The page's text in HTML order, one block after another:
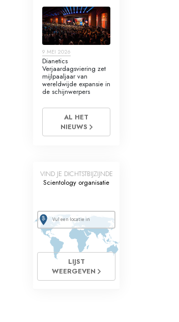
9 MEI 2026
Dianetics
Verjaardagsviering zet
mijlpaaljaar van
wereldwijde expansie in
de schijnwerpers
AL HET
NIEUWS
VIND JE DICHTSTBIJZIJNDE
Scientology organisatie
LIJST
WEERGEVEN